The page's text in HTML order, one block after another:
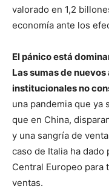
valorado en 1,2
economía ante los
El pánico está
Las sumas de
institucionales no
una pandemia que ya
que en China,
y una sangría de
caso de Italia ha
Central Europeo para
ventas.